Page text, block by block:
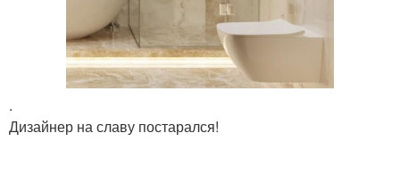
.
Дизайнер на славу постарался!